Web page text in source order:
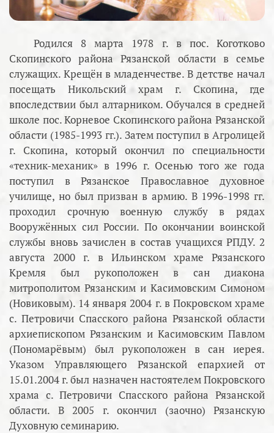
Родился 8 марта 1978 г. в пос. Коготково
Скопинского района Рязанской области в семье
служащих. Крещён в младенчестве. В детстве начал
посещать Никольский храм г. Скопина, где
впоследствии был алтарником. Обучался в средней
школе пос. Корневое Скопинского района Рязанской
области (1985-1993 гг.). Затем поступил в Агролицей
г. Скопина, который окончил по специальности
«техник-механик» в 1996 г. Осенью того же года
поступил в Рязанское Православное духовное
училище, но был призван в армию. В 1996-1998 гг.
проходил срочную военную службу в рядах
Вооружённых сил России. По окончании воинской
службы вновь зачислен в состав учащихся РПДУ. 2
августа 2000 г. в Ильинском храме Рязанского
Кремля был рукоположен в сан диакона
митрополитом Рязанским и Касимовским Симоном
(Новиковым). 14 января 2004 г. в Покровском храме
с. Петровичи Спасского района Рязанской области
архиепископом Рязанским и Касимовским Павлом
(Пономарёвым) был рукоположен в сан иерея.
Указом Управляющего Рязанской епархией от
15.01.2004 г. был назначен настоятелем Покровского
храма с. Петровичи Спасского района Рязанской
области. В 2005 г. окончил (заочно) Рязанскую
Духовную семинарию.